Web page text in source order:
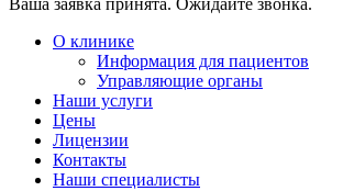
Ваша заявка принята. Ожидайте звонка.
О клинике
Информация для пациентов
Управляющие органы
Наши услуги
Цены
Лицензии
Контакты
Наши специалисты